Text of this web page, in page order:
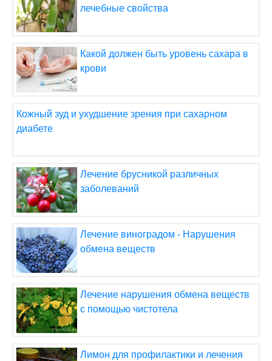
лечебные свойства
Какой должен быть уровень сахара в
крови
Кожный зуд и ухудшение зрения при сахарном
диабете
Лечение брусникой различных
заболеваний
Лечение виноградом - Нарушения
обмена веществ
Лечение нарушения обмена веществ
с помощью чистотела
Лимон для профилактики и лечения